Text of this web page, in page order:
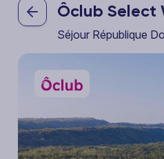
Ôclub Select
Séjour République